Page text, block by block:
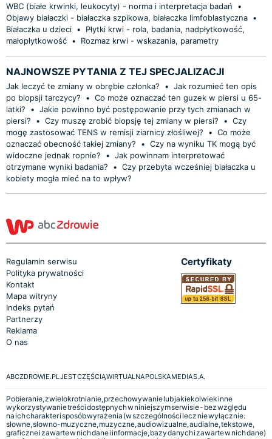
WBC (białe krwinki, leukocyty) - norma i interpretacja badań
•
Objawy białaczki - białaczka szpikowa, białaczka limfoblastyczna •
Białaczka u dzieci •
Płytki krwi - rola, badania, nadpłytkowość,
małopłytkowość • Rozmaz krwi - wskazania, parametry
NAJNOWSZE PYTANIA Z TEJ SPECJALIZACJI
Jak leczyć te zmiany w obrębie członka? • Jak rozumieć ten opis
po biopsji tarczycy?
• Co może oznaczać ten guzek w piersi u 65-
latki?
• Jakie powinno być postępowanie przy tych zmianach w
piersi?
• Czy muszę zrobić biopsję tej zmiany w piersi? • Czy
mogę zastosować TENS w remisji ziarnicy złośliwej?
• Co może
oznaczać obecność takiej zmiany?
• Czy na wyniku TK mogą być
widoczne jednak ropnie?
• Jak powinnam interpretować
otrzymane wyniki badania?
• Czy przebyta wcześniej białaczka u
kobiety mogła mieć na to wpływ?
Regulamin serwisu
Polityka prywatności
Kontakt
Mapa witryny
Indeks pytań
Partnerzy
Reklama
O nas
Certyfikaty
ABCZDROWIE.PL JEST CZĘŚCIĄ WIRTUALNA POLSKA MEDIA S.A.
Pobieranie, zwielokrotnianie, przechowywanie lub jakiekolwiek inne
wykorzystywanie treści dostępnych w niniejszym serwisie - bez względu
na ich charakter i sposób wyrażenia (w szczególności lecz nie wyłącznie:
słowne, słowno-muzyczne, muzyczne, audiowizualne, audialne, tekstowe,
graficzne i zawarte w nich dane i informacje, bazy danych i zawarte w nich dane)